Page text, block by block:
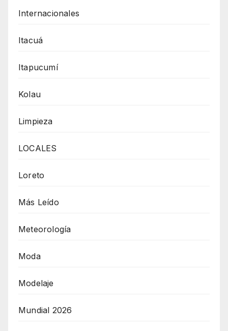
Internacionales
Itacuá
Itapucumí
Kolau
Limpieza
LOCALES
Loreto
Más Leído
Meteorología
Moda
Modelaje
Mundial 2026